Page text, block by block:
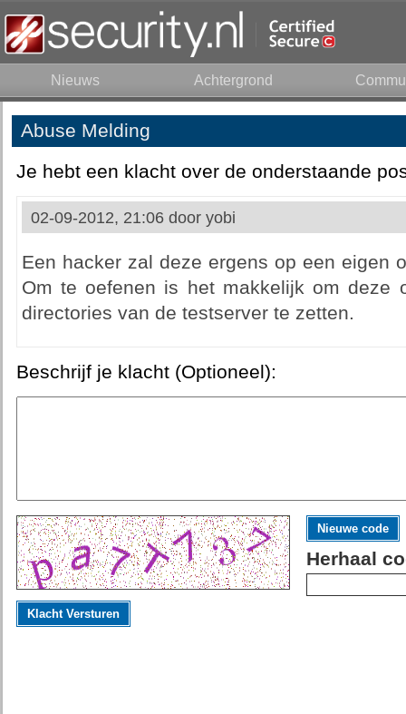
Nieuws Achtergrond
Abuse Melding
Je hebt een klacht over de onderstaande
02-09-2012, 21:06 door yobi
Een hacker zal deze ergens op een eigen
Om te oefenen is het makkelijk om deze
directories van de testserver te zetten.
Beschrijf je klacht (Optioneel):
Nieuwe code
Herhaal
Klacht Versturen